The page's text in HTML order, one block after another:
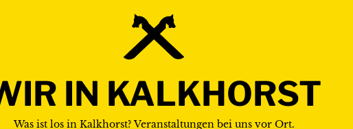
IN KALKHORST
Was ist los in Kalkhorst? Veranstaltungen bei uns vor Ort.